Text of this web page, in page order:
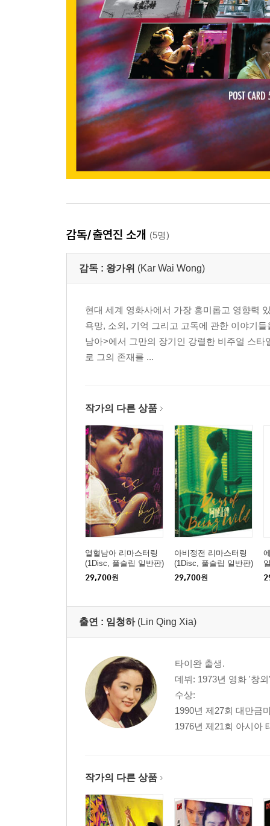
감독/출연진 소개 (5명)
감독 : 왕가위 (Kar Wai Wong)
현대 세계 영화사에서 가장 흥미롭고 영향력
욕망, 소외, 기억 그리고 고독에 관한 이야기
남아>에서 그만의 장기인 강렬한 비주얼 스타
로 그의 존재를 ...
작가의 다른 상품
열혈남아 리마스터링
(1Disc, 풀슬립 일반판)
: 블루레이
29,700원
아비정전 리마스터링
(1Disc, 풀슬립 일반판)
: 블루레이
29,700원
출연 : 임청하 (Lin Qing Xia)
타이완 출생.
데뷔: 1973년 영화 '창외'
수상:
1990년 제27회 대만금
1976년 제21회 아시아
작가의 다른 상품